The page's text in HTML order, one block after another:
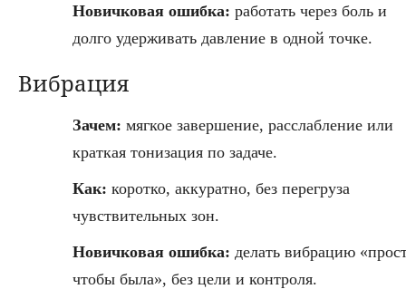
Новичковая ошибка: работать через боль и
долго удерживать давление в одной точке.
Вибрация
Зачем: мягкое завершение, расслабление или
краткая тонизация по задаче.
Как: коротко, аккуратно, без перегруза
чувствительных зон.
Новичковая ошибка: делать вибрацию
чтобы была», без цели и контроля.